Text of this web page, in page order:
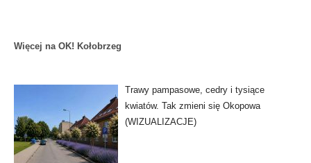
Więcej na OK! Kołobrzeg
Trawy pampasowe, cedry i tysiące
kwiatów. Tak zmieni się Okopowa
(WIZUALIZACJE)